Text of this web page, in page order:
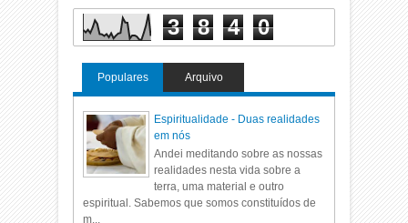
3 8 4 0
Populares Arquivo
Espiritualidade - Duas realidades
em nós
Andei meditando sobre as nossas
realidades nesta vida sobre a
terra, uma material e outro
espiritual. Sabemos que somos constituídos de
m...